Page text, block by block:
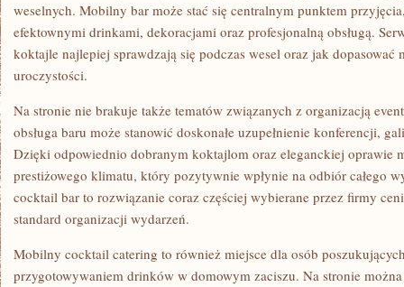
weselnych. Mobilny bar może stać się centralnym punktem
efektownymi drinkami, dekoracjami oraz profesjonalną obsługą.
koktajle najlepiej sprawdzają się podczas wesel oraz jak
uroczystości.
Na stronie nie brakuje także tematów związanych z organizacją
obsługa baru może stanowić doskonałe uzupełnienie konferencji,
Dzięki odpowiednio dobranym koktajlom oraz eleganckiej oprawie
prestiżowego klimatu, który pozytywnie wpłynie na odbiór całego
cocktail bar to rozwiązanie coraz częściej wybierane przez firmy
standard organizacji wydarzeń.
Mobilny cocktail catering to również miejsce dla osób
przygotowywaniem drinków w domowym zaciszu. Na stronie